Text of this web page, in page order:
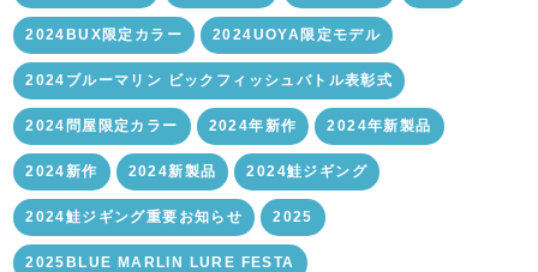
2024BUX限定カラー 2024UOYA限定モデル
2024ブルーマリン ビックフィッシュバトル表彰式
2024問屋限定カラー 2024年新作 2024年新製品
2024新作 2024新製品 2024鮭ジギング
2024鮭ジギング重要お知らせ 2025
2025BLUE MARLIN LURE FESTA